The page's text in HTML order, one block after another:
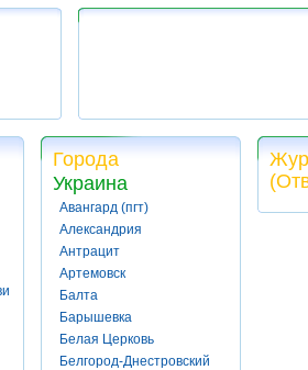
Города
Украина
Авангард (пгт)
Александрия
Антрацит
Артемовск
Балта
Барышевка
Белая Церковь
Белгород-Днестровский